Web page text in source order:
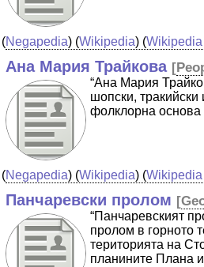
(Negapedia) (Wikipedia) (Wikipedia
Ана Мария Трайкова [
“Ана Мария
шопски, тракийски
фолклорна
(Negapedia) (Wikipedia) (Wikipedia
Панчаревски пролом [
“Панчаревският
пролом в горното
територията на
планините Плана